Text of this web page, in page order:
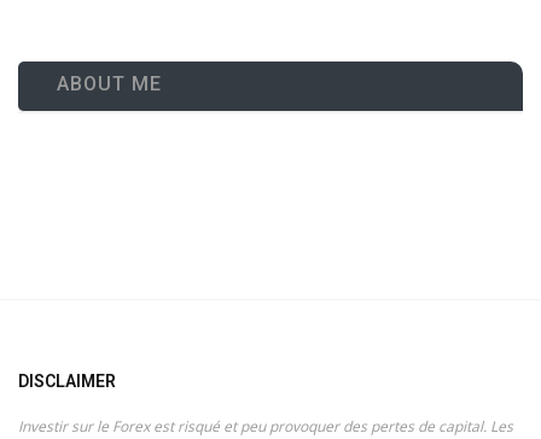
ABOUT ME
DISCLAIMER
Investir sur le Forex est risqué et peu provoquer des pertes de capital. Les